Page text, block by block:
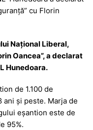
cu Florin
Național Liberal,
Oancea”, a declarat
Hunedoara.
de 1.100 de
ani și peste. Marja de
eșantion este de
95%.